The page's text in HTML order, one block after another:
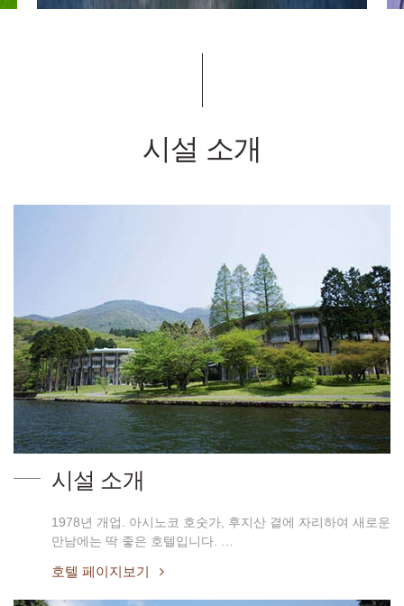
시설 소개
시설 소개
1978년 개업. 아시노코 호숫가, 후지산 곁에 자리하여 새로운
만남에는 딱 좋은 호텔입니다. …
호텔 페이지보기